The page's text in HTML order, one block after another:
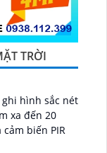
TRỜI
ghi hình sắc nét
xa đến 20